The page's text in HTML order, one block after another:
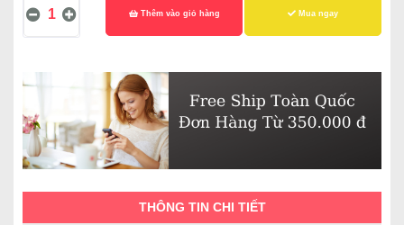
Thêm vào giỏ hàng Mua ngay
THÔNG TIN CHI TIẾT